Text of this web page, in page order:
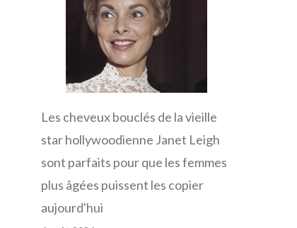
Les cheveux bouclés de la vieille
star hollywoodienne Janet Leigh
sont parfaits pour que les femmes
plus âgées puissent les copier
aujourd'hui